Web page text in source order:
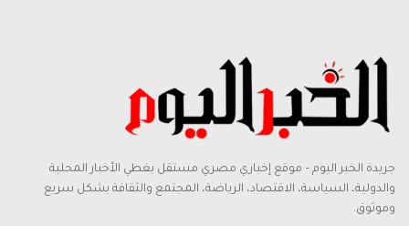
جريدة الخبر اليوم – موقع إخباري مصري مستقل يغطي الأخبار المحلية
والدولية، السياسة، الاقتصاد، الرياضة، المجتمع والثقافة بشكل سريع
وموثوق.